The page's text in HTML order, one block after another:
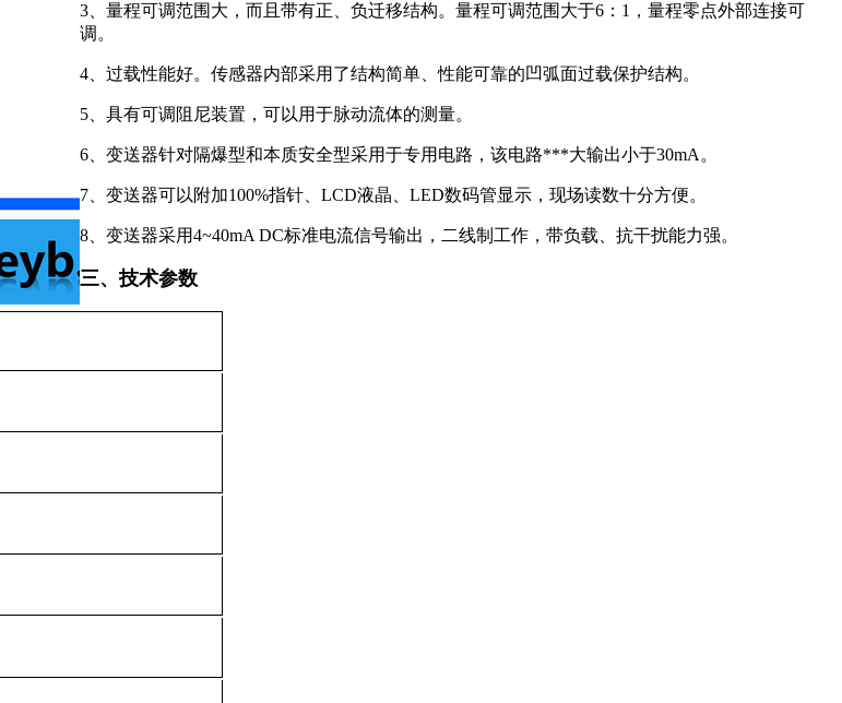
3、量程可调范围大，而且带有正、负迁移结构。量程可调范围大于6：1，量程零点外部连接可
调。
4、过载性能好。传感器内部采用了结构简单、性能可靠的凹弧面过载保护结构。
5、具有可调阻尼装置，可以用于脉动流体的测量。
6、变送器针对隔爆型和本质安全型采用于专用电路，该电路***大输出小于30mA。
7、变送器可以附加100%指针、LCD液晶、LED数码管显示，现场读数十分方便。
8、变送器采用4~40mA DC标准电流信号输出，二线制工作，带负载、抗干扰能力强。
三、技术参数